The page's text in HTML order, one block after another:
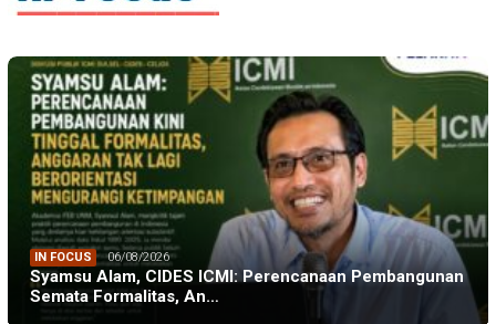
IN FOCUS 06/08/2026
Syamsu Alam, CIDES ICMI: Perencanaan Pembangunan
Semata Formalitas, An…